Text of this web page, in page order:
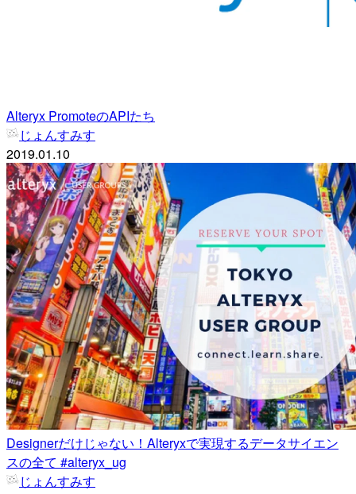
Alteryx PromoteのAPIたち
じょんすみす
2019.01.10
Designerだけじゃない！Alteryxで実現するデータサイエン
スの全て #alteryx_ug
じょんすみす